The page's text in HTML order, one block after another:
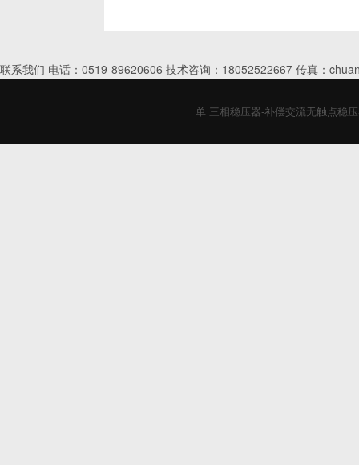
联系我们 电话：0519-89620606 技术咨询：18052522667 传真：
单 三相稳压器-补偿交流无触点稳